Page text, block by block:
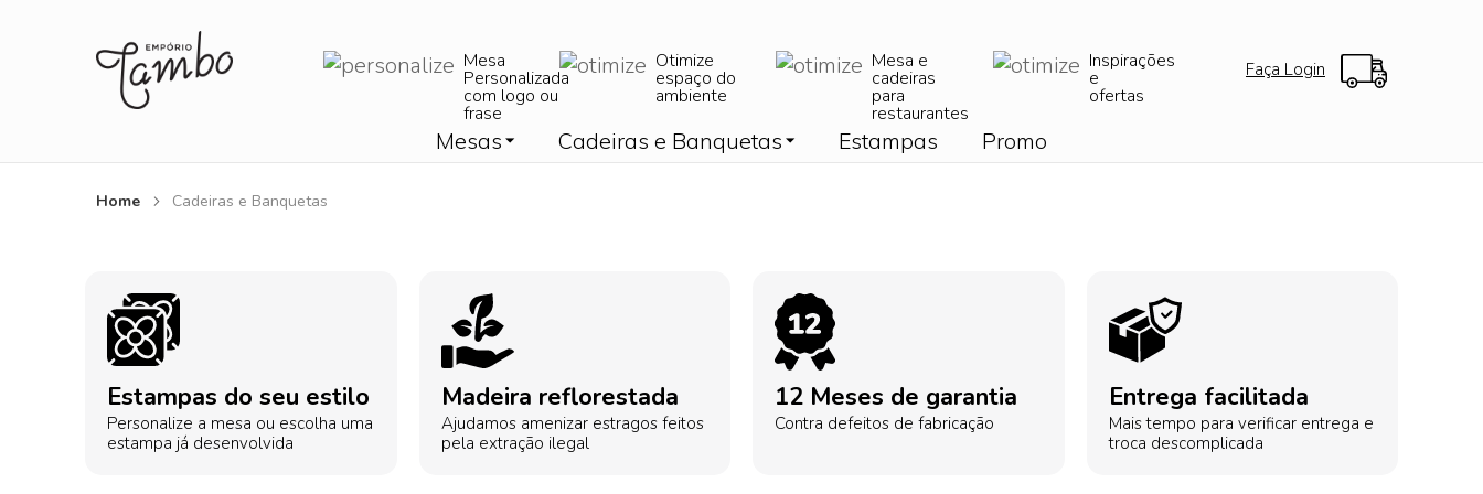
Mesa
Personalizada
com logo ou
frase
Otimize
espaço do
ambiente
Mesa e
cadeiras
para
restaurantes
Inspirações
e
ofertas
Faça Login
Mesas Cadeiras e Banquetas Estampas Promo
Home Cadeiras e Banquetas
Estampas do seu estilo
Personalize a mesa ou escolha uma
estampa já desenvolvida
Madeira reflorestada
Ajudamos amenizar estragos feitos
pela extração ilegal
12 Meses de garantia
Contra defeitos de fabricação
Entrega facilitada
Mais tempo para verificar entrega e
troca descomplicada